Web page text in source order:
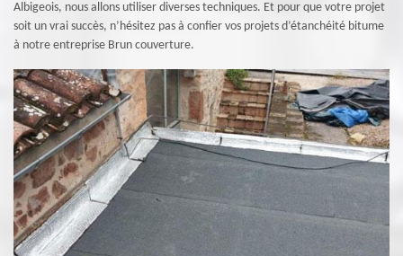
Albigeois, nous allons utiliser diverses techniques. Et pour que votre projet
soit un vrai succès, n’hésitez pas à confier vos projets d’étanchéité bitume
à notre entreprise Brun couverture.